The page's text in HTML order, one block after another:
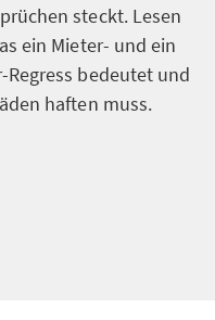
steckt. Lesen
ein Mieter- und ein
Regress bedeutet und
haften muss.